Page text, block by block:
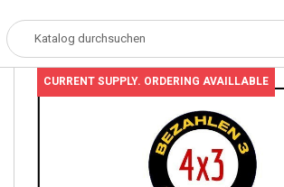
Popper Poppers Packs PACK 4 POPPERS
CURRENT SUPPLY. ORDERING AVAILLABLE